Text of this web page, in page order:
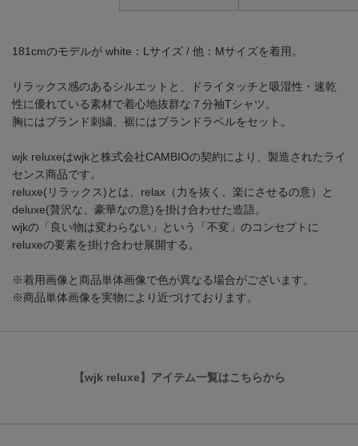
181cmのモデルが white：Lサイズ / 他：Mサイズを着用。
リラックス感のあるシルエットと、ドライタッチと吸湿性・速乾
性に優れている素材で着心地抜群な７分袖Tシャツ。
胸にはブランド刺繍、裾にはブランドラベルをセット。
wjk reluxeはwjkと株式会社CAMBIOの契約により、製造されたライ
センス商品です。
reluxe(リラックス)とは、relax（力を抜く、楽にさせるの意）と
deluxe(贅沢な、豪華なの意)を掛け合わせた造語。
wjkの「良い物は変わらない」という「不変」のコンセプトに
reluxeの要素を掛け合わせ展開する。
※着用画像と商品単体画像で色が異なる場合がございます。
※商品単体画像を実物により近づけております。
【wjk reluxe】アイテム一覧はこちらから